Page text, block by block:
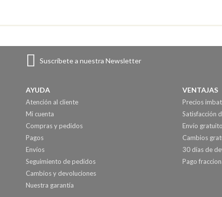
Suscríbete a nuestra Newsletter
AYUDA
Atención al cliente
Mi cuenta
Compras y pedidos
Pagos
Envíos
Seguimiento de pedidos
Cambios y devoluciones
Nuestra garantía
VENTAJAS
Precios
Satisfacción
Envío
Cambios
30 días de
Pago